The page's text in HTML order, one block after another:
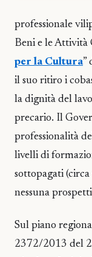
professionale
Beni e le Attività
per la Cultura”
il suo ritiro i
la dignità del
precario. Il
professionalità
livelli di
sottopagati
nessuna
Sul piano
2372/2013 del